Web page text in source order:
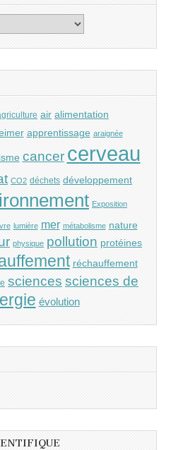
air alimentation
apprentissage araignée
cancer cerveau
CO2 déchets développement
Exposition
lumière mer métabolisme nature
physique pollution protéines
réchauffement
sciences sciences de
évolution